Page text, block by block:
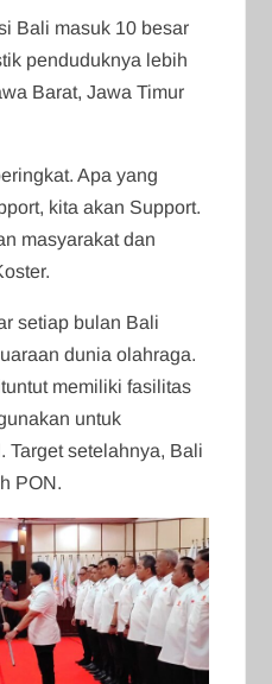
Bali masuk 10 besar
penduduknya lebih
Barat, Jawa Timur
Apa yang
kita akan Support.
masyarakat dan
setiap bulan Bali
dunia olahraga.
memiliki fasilitas
untuk
Target setelahnya, Bali
PON.